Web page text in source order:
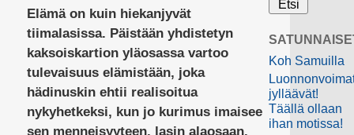
Elämä on kuin hiekanjyvät
tiimalasissa. Päistään yhdistetyn
kaksoiskartion yläosassa vartoo
tulevaisuus elämistään, joka
hädinuskin ehtii realisoitua
nykyhetkeksi, kun jo kurimus imaisee
sen menneisyyteen, lasin alaosaan.
Koh Samuilla
jylläävät!
Täällä ollaan
ihan motissa!